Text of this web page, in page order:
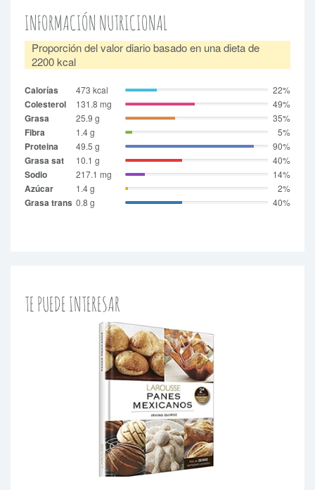
INFORMACIÓN NUTRICIONAL
Proporción del valor diario basado en una dieta de
2200 kcal
Calorías 473 kcal 22%
Colesterol 131.8 mg 49%
Grasa 25.9 g 35%
Fibra 1.4 g 5%
Proteina 49.5 g 90%
Grasa sat 10.1 g 40%
Sodio 217.1 mg 14%
Azúcar 1.4 g 2%
Grasa trans 0.8 g 40%
TE PUEDE INTERESAR